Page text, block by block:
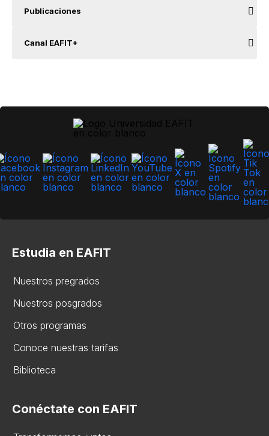
Publicaciones
Canal EAFIT+
Estudia en EAFIT
Nuestros pregrados
Nuestros posgrados
Otros programas
Conoce nuestras tarifas
Biblioteca
Conéctate con EAFIT